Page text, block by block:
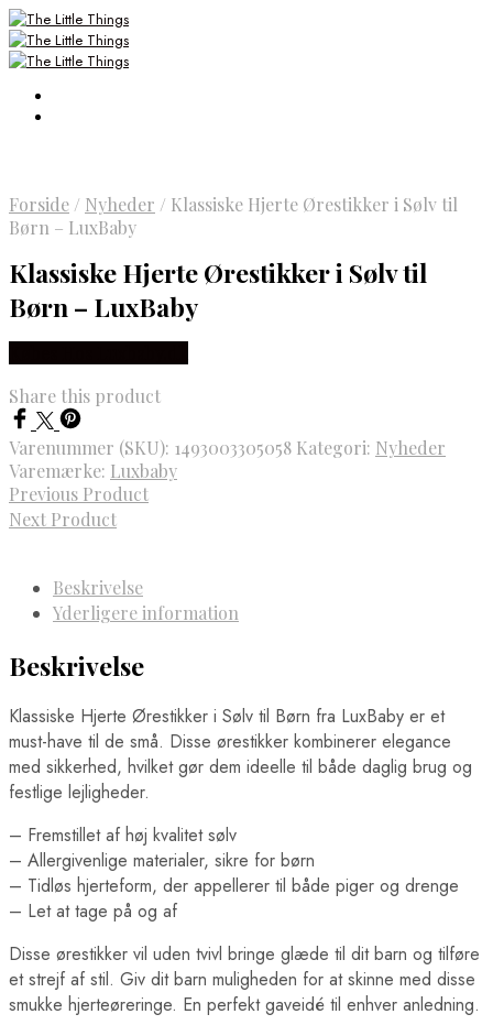
Forside / Nyheder / Klassiske Hjerte Ørestikker i Sølv til
Børn – LuxBaby
Klassiske Hjerte Ørestikker i Sølv til
Børn – LuxBaby
Share this product
Varenummer (SKU): 1493003305058 Kategori: Nyheder
Varemærke: Luxbaby
Previous Product
Next Product
Beskrivelse
Yderligere information
Beskrivelse
Klassiske Hjerte Ørestikker i Sølv til Børn fra LuxBaby er et
must-have til de små. Disse ørestikker kombinerer elegance
med sikkerhed, hvilket gør dem ideelle til både daglig brug og
festlige lejligheder.
– Fremstillet af høj kvalitet sølv
– Allergivenlige materialer, sikre for børn
– Tidløs hjerteform, der appellerer til både piger og drenge
– Let at tage på og af
Disse ørestikker vil uden tvivl bringe glæde til dit barn og tilføre
et strejf af stil. Giv dit barn muligheden for at skinne med disse
smukke hjerteøreringe. En perfekt gaveidé til enhver anledning.